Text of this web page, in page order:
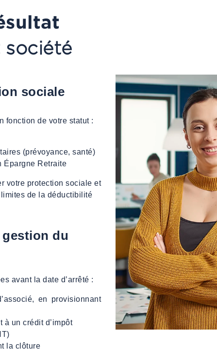
sociale
fonction de votre statut :
(prévoyance, santé)
Épargne Retraite
votre protection sociale et
de la déductibilité
du
avant la date d’arrêté :
en provisionnant
à un crédit d’impôt
la clôture